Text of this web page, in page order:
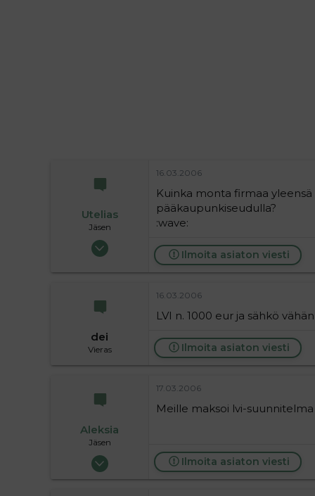
Utelias
Jäsen
23.07.2004
16.03.2006
Kuinka monta firmaa
pääkaupunkiseudulla?
:wave:
Ilmoita asiaton viesti
dei
Vieras
16.03.2006
LVI n. 1000 eur ja sähkö
Ilmoita asiaton viesti
Aleksia
Jäsen
13.10.2005
17.03.2006
Meille maksoi lvi-
Ilmoita asiaton viesti